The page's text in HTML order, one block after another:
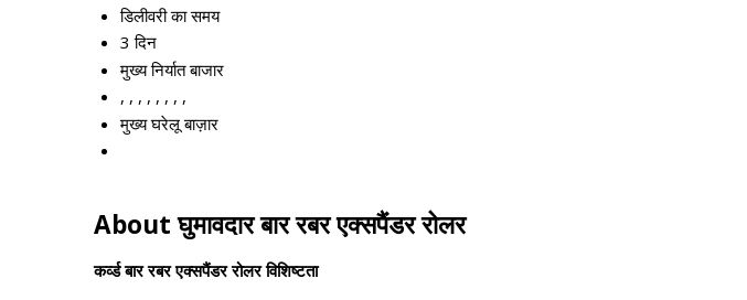
डिलीवरी का समय
3 दिन
मुख्य निर्यात बाजार
, , , , , , , ,
मुख्य घरेलू बाज़ार
About घुमावदार बार रबर एक्सपैंडर रोलर
कर्व्ड बार रबर एक्सपैंडर रोलर विशिष्टता